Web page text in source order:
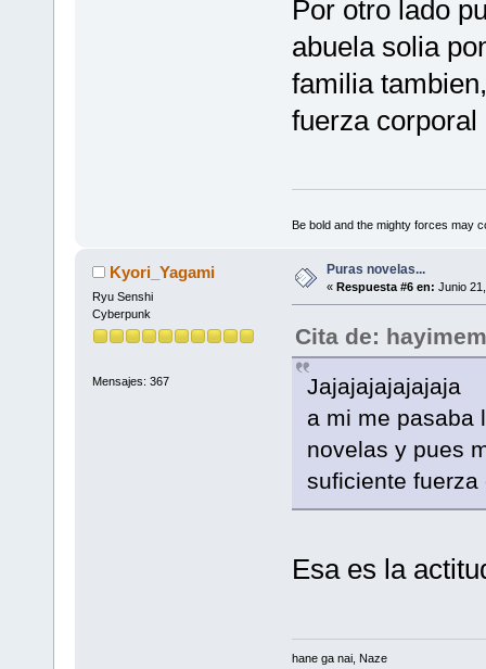
Por otro lado
abuela solia
familia
fuerza
Be bold and the mighty forces may
Kyori_Yagami
Ryu Senshi
Cyberpunk
Mensajes: 367
Puras novelas...
« Respuesta #6 en: Junio
Cita de:
Jajajajajajajaja
a mi me pasaba
novelas y pues
suficiente
Esa es la
hane ga nai, Naze